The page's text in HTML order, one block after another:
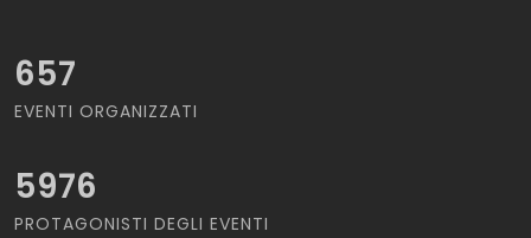
657
EVENTI ORGANIZZATI
5976
PROTAGONISTI DEGLI EVENTI